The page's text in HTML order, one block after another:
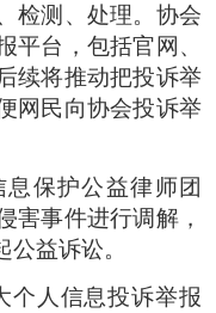
检测、处理。协会
平台，包括官网、
续将推动把投诉举
网民向协会投诉举
保护公益律师团
害事件进行调解，
益诉讼。
个人信息投诉举报